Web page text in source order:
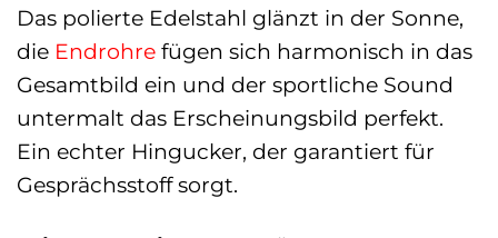
Das polierte Edelstahl glänzt in der Sonne,
die Endrohre fügen sich harmonisch in das
Gesamtbild ein und der sportliche Sound
untermalt das Erscheinungsbild perfekt.
Ein echter Hingucker, der garantiert für
Gesprächsstoff sorgt.